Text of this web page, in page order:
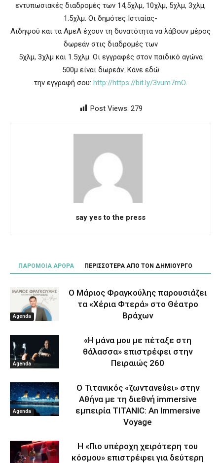
εντυπωσιακές διαδρομές των 14,5χλμ, 10χλμ, 5χλμ, 3χλμ,
1.5χλμ. Οι δημότες Ιστιαίας-
Αιδηψού και τα ΑμεΑ έχουν τη δυνατότητα να λάβουν μέρος
δωρεάν στις διαδρομές των
5χλμ, 3χλμ και 1.5χλμ. Οι εγγραφές στον παιδικό αγώνα
500μ είναι δωρεάν. Κάνε εδώ
την εγγραφή σου: http://https://bit.ly/3vum7mO
Post Views: 279
say yes to the press
ΠΑΡΟΜΟΙΑ ΑΡΘΡΑ ΠΕΡΙΣΣΟΤΕΡΑ ΑΠΟ ΤΟΝ ΔΗΜΙΟΥΡΓΟ
Agenda
Ο Μάριος Φραγκούλης παρουσιάζει
τα «Χέρια Φτερά» στο Θέατρο
Βράχων
Agenda
«Η μάνα μου με πέταξε στη
θάλασσα» επιστρέφει στην
Πειραιώς 260
Agenda
Ο Τιτανικός «ζωντανεύει» στην
Αθήνα με τη διεθνή immersive
εμπειρία TITANIC: An Immersive
Voyage
Η «Πιο υπέροχη χειρότερη του
κόσμου» επιστρέφει για δεύτερη